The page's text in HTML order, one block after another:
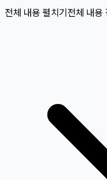
전체 내용 펼치기전체 내용